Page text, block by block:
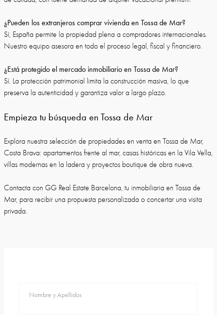
¿Pueden los extranjeros comprar vivienda en Tossa de Mar?
Sí, España permite la propiedad plena a compradores internacionales.
Nuestro equipo asesora en todo el proceso legal, fiscal y financiero.
¿Está protegido el mercado inmobiliario en Tossa de Mar?
Sí. La protección patrimonial limita la construcción masiva, lo que
preserva la autenticidad y garantiza valor a largo plazo.
Empieza tu búsqueda en Tossa de Mar
Explora nuestra selección de propiedades en venta en Tossa de Mar,
Costa Brava: apartamentos frente al mar, casas históricas en la Vila Vella,
villas modernas en la ladera y proyectos boutique de obra nueva.
Contacta con GG Real Estate Barcelona, tu inmobiliaria en Tossa de
Mar, para recibir una propuesta personalizada o concertar una visita
privada.
Nombre y Apellidos